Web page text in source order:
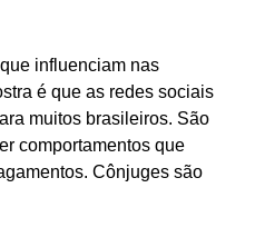
influenciam nas
é que as redes sociais
muitos brasileiros. São
comportamentos que
Cônjuges são